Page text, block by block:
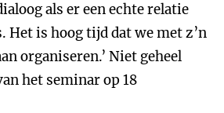
als er een echte relatie
Het is hoog tijd dat we met z’n
organiseren.’ Niet geheel
het seminar op 18